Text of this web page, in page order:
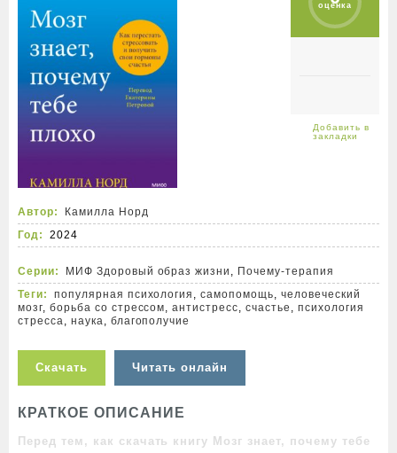
оценка
Автор:
Камилла Норд
Год:
2024
Серии: МИФ Здоровый образ жизни , Почему-терапия
Теги:
популярная психология ,самопомощь, человеческий
мозг, борьба со стрессом,антистресс,счастье , психология
стресса, наука, благополучие
Скачать Читать онлайн
КРАТКОЕ ОПИСАНИЕ
Перед тем, как скачать книгу Мозг знает, почему тебе